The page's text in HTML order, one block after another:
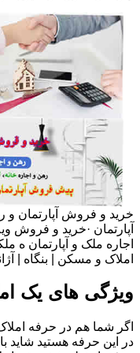
خرید و فروش آپارتمان و
آپارتمان ·خرید و فروش
اجاره ملک و آپارتمان ه
املاک و مسکن | بنگاه |
ویژگی های یک
اگر شما هم در حرفه
در این حرفه هستید شاید